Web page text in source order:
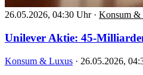
26.05.2026, 04:30 Uhr · Konsum &
Unilever Aktie: 45-
Konsum & Luxus · 26.05.2026,